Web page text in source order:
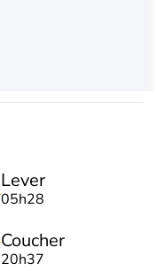
Lever
05h28
Coucher
20h37